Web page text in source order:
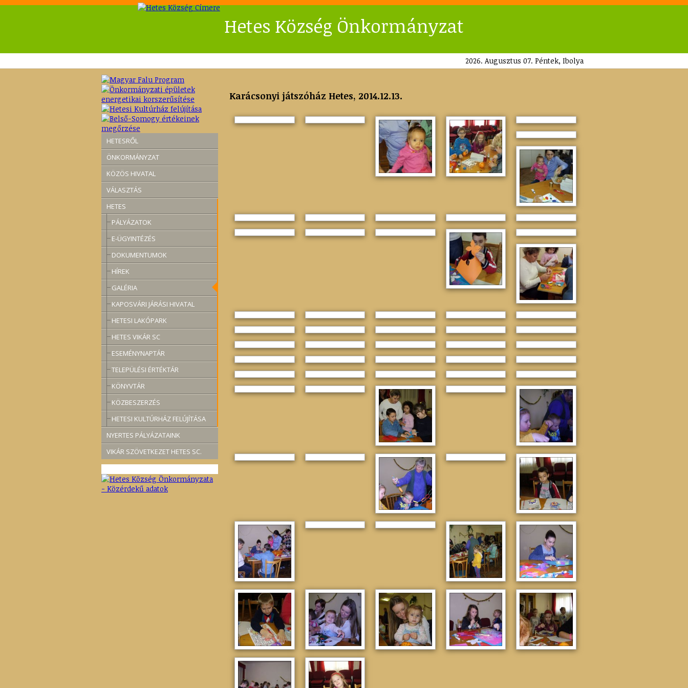
Hetes Község Önkormányzat
2026. Augusztus 07. Péntek, Ibolya
HETESRŐL
ÖNKORMÁNYZAT
KÖZÖS HIVATAL
VÁLASZTÁS
HETES
PÁLYÁZATOK
E-ÜGYINTÉZÉS
DOKUMENTUMOK
HÍREK
GALÉRIA
KAPOSVÁRI JÁRÁSI HIVATAL
HETESI LAKÓPARK
HETES VIKÁR SC
ESEMÉNYNAPTÁR
TELEPÜLÉSI ÉRTÉKTÁR
KÖNYVTÁR
KÖZBESZERZÉS
HETESI KULTÚRHÁZ FELÚJÍTÁSA
NYERTES PÁLYÁZATAINK
VIKÁR SZÖVETKEZET HETES SC.
Karácsonyi játszóház Hetes, 2014.12.13.